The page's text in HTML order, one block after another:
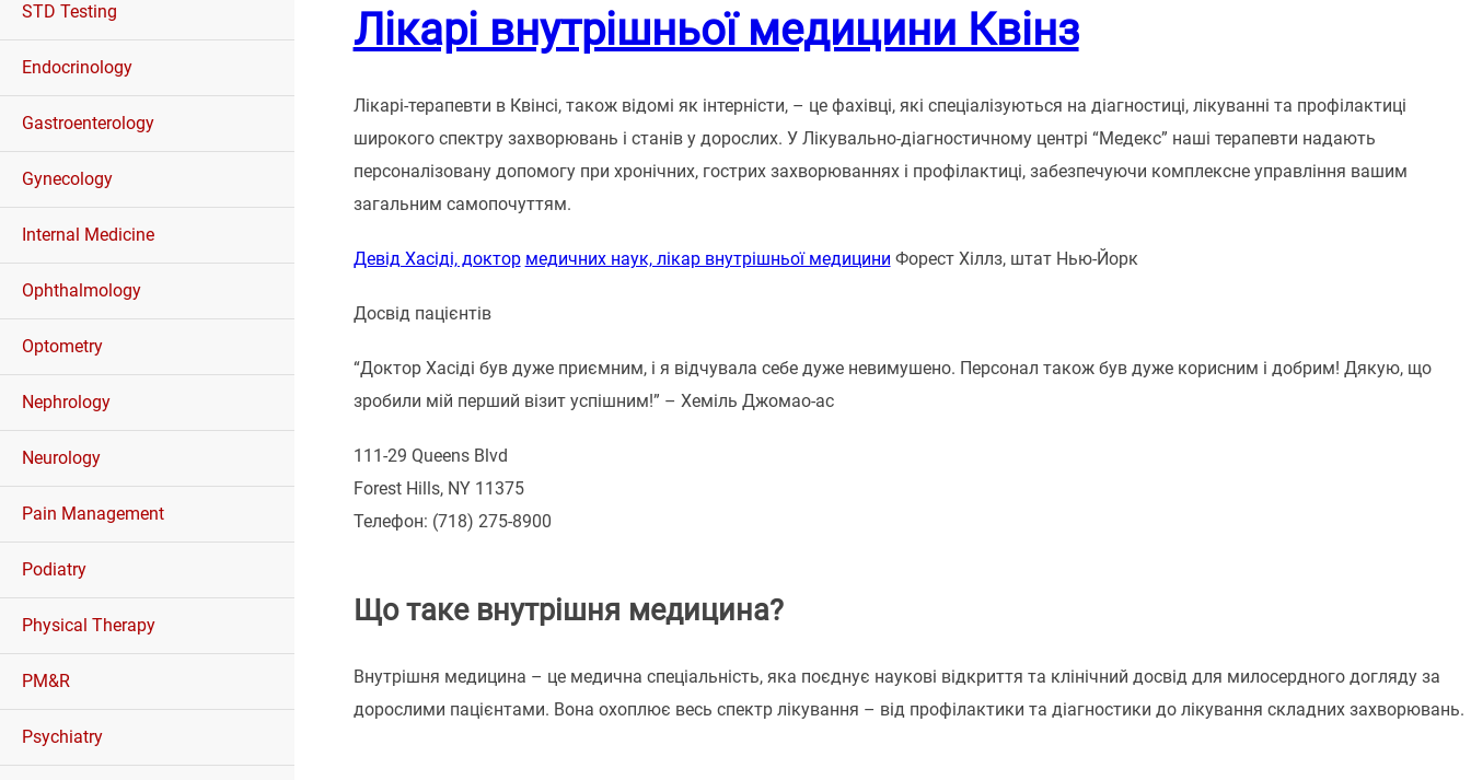
STD Testing
Endocrinology
Gastroenterology
Gynecology
Internal Medicine
Ophthalmology
Optometry
Nephrology
Neurology
Pain Management
Podiatry
Physical Therapy
PM&R
Psychiatry
Лікарі внутрішньої медицини Квінз
Лікарі-терапевти в Квінсі, також відомі як інтерністи, – це фахівці, які спеціалізуються на діагностиці, лікуванні та профілактиці
широкого спектру захворювань і станів у дорослих. У Лікувально-діагностичному центрі “Медекс” наші терапевти надають
персоналізовану допомогу при хронічних, гострих захворюваннях і профілактиці, забезпечуючи комплексне управління вашим
загальним самопочуттям.
Девід Хасіді, доктор медичних наук, лікар внутрішньої медицини Форест Хіллз, штат Нью-Йорк
Досвід пацієнтів
“Доктор Хасіді був дуже приємним, і я відчувала себе дуже невимушено. Персонал також був дуже корисним і добрим! Дякую, що
зробили мій перший візит успішним!” – Хеміль Джомао-ас
111-29 Queens Blvd
Forest Hills, NY 11375
Телефон: (718) 275-8900
Що таке внутрішня медицина?
Внутрішня медицина – це медична спеціальність, яка поєднує наукові відкриття та клінічний досвід для милосердного догляду за
дорослими пацієнтами. Вона охоплює весь спектр лікування – від профілактики та діагностики до лікування складних захворювань.